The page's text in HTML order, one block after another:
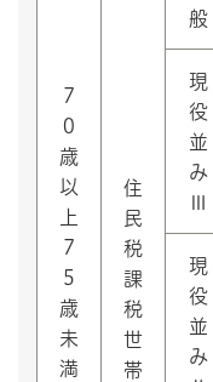
7
0
歳
以
上
7
5
歳
未
満
住
民
税
課
税
世
帯
般
現
役
並
み
現
役
並
み